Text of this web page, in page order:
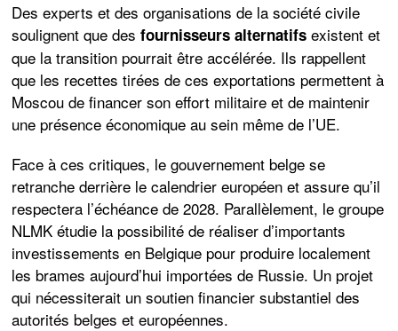
Des experts et des organisations de la société civile
soulignent que desfournisseurs alternatifs existent et
que la transition pourrait être accélérée. Ils rappellent
que les recettes tirées de ces exportations permettent à
Moscou de financer son effort militaire et de maintenir
une présence économique au sein même de l’UE.
Face à ces critiques, le gouvernement belge se
retranche derrière le calendrier européen et assure qu’il
respectera l’échéance de 2028. Parallèlement, le groupe
NLMK étudie la possibilité de réaliser d’importants
investissements en Belgique pour produire localement
les brames aujourd’hui importées de Russie. Un projet
qui nécessiterait un soutien financier substantiel des
autorités belges et européennes.